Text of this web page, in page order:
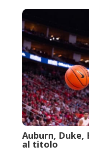
Auburn, Duke,
al titolo